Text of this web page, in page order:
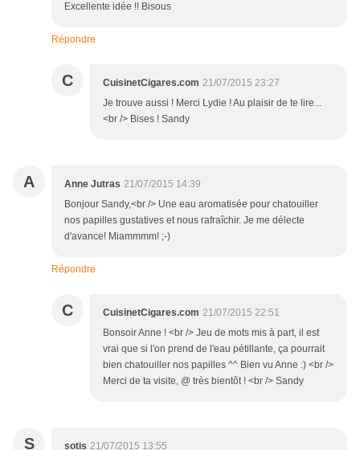
Excellente idée !! Bisous
Répondre
C CuisinetCigares.com 21/07/2015 23:27
Je trouve aussi ! Merci Lydie ! Au plaisir de te lire...
<br /> Bises ! Sandy
A Anne Jutras 21/07/2015 14:39
Bonjour Sandy,<br /> Une eau aromatisée pour chatouiller
nos papilles gustatives et nous rafraîchir. Je me délecte
d'avance! Miammmm! ;-)
Répondre
C CuisinetCigares.com 21/07/2015 22:51
Bonsoir Anne ! <br /> Jeu de mots mis à part, il est
vrai que si l'on prend de l'eau pétillante, ça pourrait
bien chatouiller nos papilles ^^ Bien vu Anne :) <br />
Merci de ta visite, @ très bientôt ! <br /> Sandy
S sotis 21/07/2015 13:55